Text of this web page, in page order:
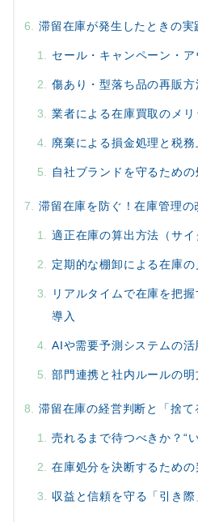
滞留在庫が発生したときの実
セール・キャンペーン・
傷あり・型落ち品の再販方
業者による在庫買取のメリ
廃棄による損金処理と税
自社ブランドを守るため
滞留在庫を防ぐ！在庫管理
適正在庫の算出方法（サイ
定期的な棚卸による在庫の
リアルタイムで在庫を把
導入
AIや需要予測システムの
部門連携と社内ルールの
滞留在庫の経営判断と「捨て
売れるまで待つべきか？“
在庫処分を決断するため
収益と信頼を守る「引き